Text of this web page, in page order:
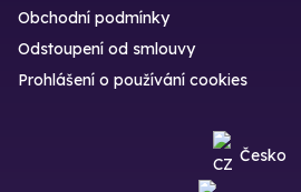
Obchodní podmínky
Odstoupení od smlouvy
Prohlášení o používání cookies
Česko